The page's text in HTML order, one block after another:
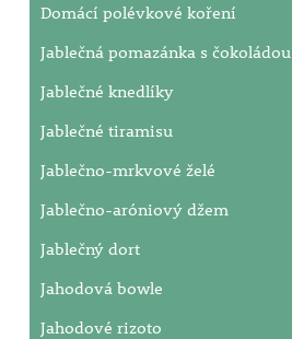
Domácí polévkové koření
Jablečná pomazánka s čokoládou
Jablečné knedlíky
Jablečné tiramisu
Jablečno-mrkvové želé
Jablečno-aróniový džem
Jablečný dort
Jahodová bowle
Jahodové rizoto